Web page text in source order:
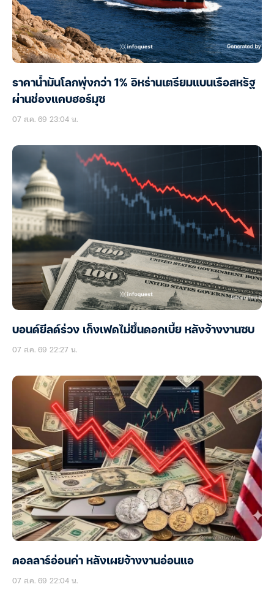
ราคาน้ำมันโลกพุ่งกว่า 1% อิหร่านเตรียมแบนเรือสหรัฐ
ผ่านช่องแคบฮอร์มุซ
07 ส.ค. 69 23:04 น.
บอนด์ยีลด์ร่วง เก็งเฟดไม่ขึ้นดอกเบี้ย หลังจ้างงานซบ
07 ส.ค. 69 22:27 น.
ดอลลาร์อ่อนค่า หลังเผยจ้างงานอ่อนแอ
07 ส.ค. 69 22:04 น.